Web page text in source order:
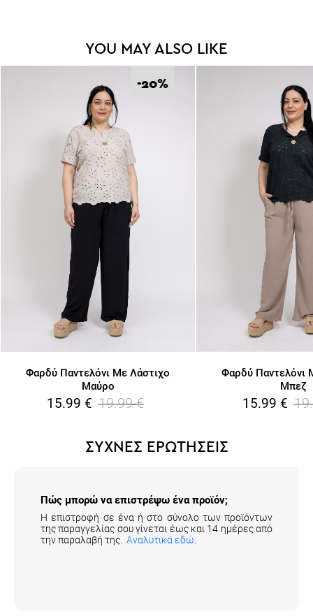
YOU MAY ALSO LIKE
-20%
Φαρδύ Παντελόνι Με Λάστιχο
Μαύρο
15.99 € 19.99 €
Φαρδύ Παντελόνι
Μπεζ
15.99 €
ΣΥΧΝΕΣ ΕΡΩΤΗΣΕΙΣ
Πώς μπορώ να επιστρέψω ένα προϊόν;
Η επιστροφή σε ένα ή στο σύνολο των προϊόντων
της παραγγελίας σου γίνεται έως και 14 ημέρες από
την παραλαβή της. Αναλυτικά εδώ